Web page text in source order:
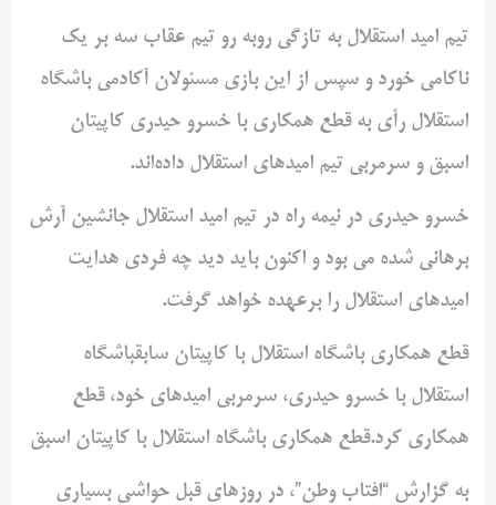
تیم امید استقلال به تازگی روبه رو تیم عقاب سه بر یک
ناکامی خورد و سپس از این بازی مسئولان آکادمی باشگاه
استقلال رأی به قطع همکاری با خسرو حیدری کاپیتان
اسبق و سرمربی تیم امیدهای استقلال داده‌اند.
خسرو حیدری در نیمه راه در تیم امید استقلال جانشین آرش
برهانی شده می بود و اکنون باید دید چه فردی هدایت
امیدهای استقلال را برعهده خواهد گرفت.
قطع همکاری باشگاه استقلال با کاپیتان سابقباشگاه
استقلال با خسرو حیدری، سرمربی امیدهای خود، قطع
همکاری کرد.قطع همکاری باشگاه استقلال با کاپیتان اسبق
به گزارش “افتاب وطن”، در روزهای قبل حواشی بسیاری